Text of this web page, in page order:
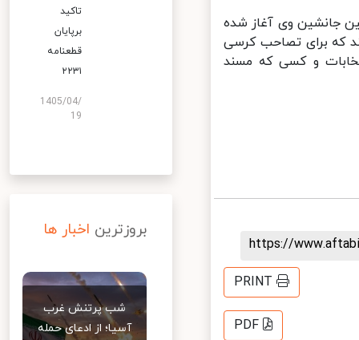
جانشین وی آغاز شده
که برای تصاحب کرسی
و کسی که مسند
https://
PRINT
PDF
تاکید
برپایان
قطعنامه
۲۲۳۱
1405/04/
19
بروزترین اخبار ها
شب پرتنش غرب
آسیا؛ از ادعای حمله